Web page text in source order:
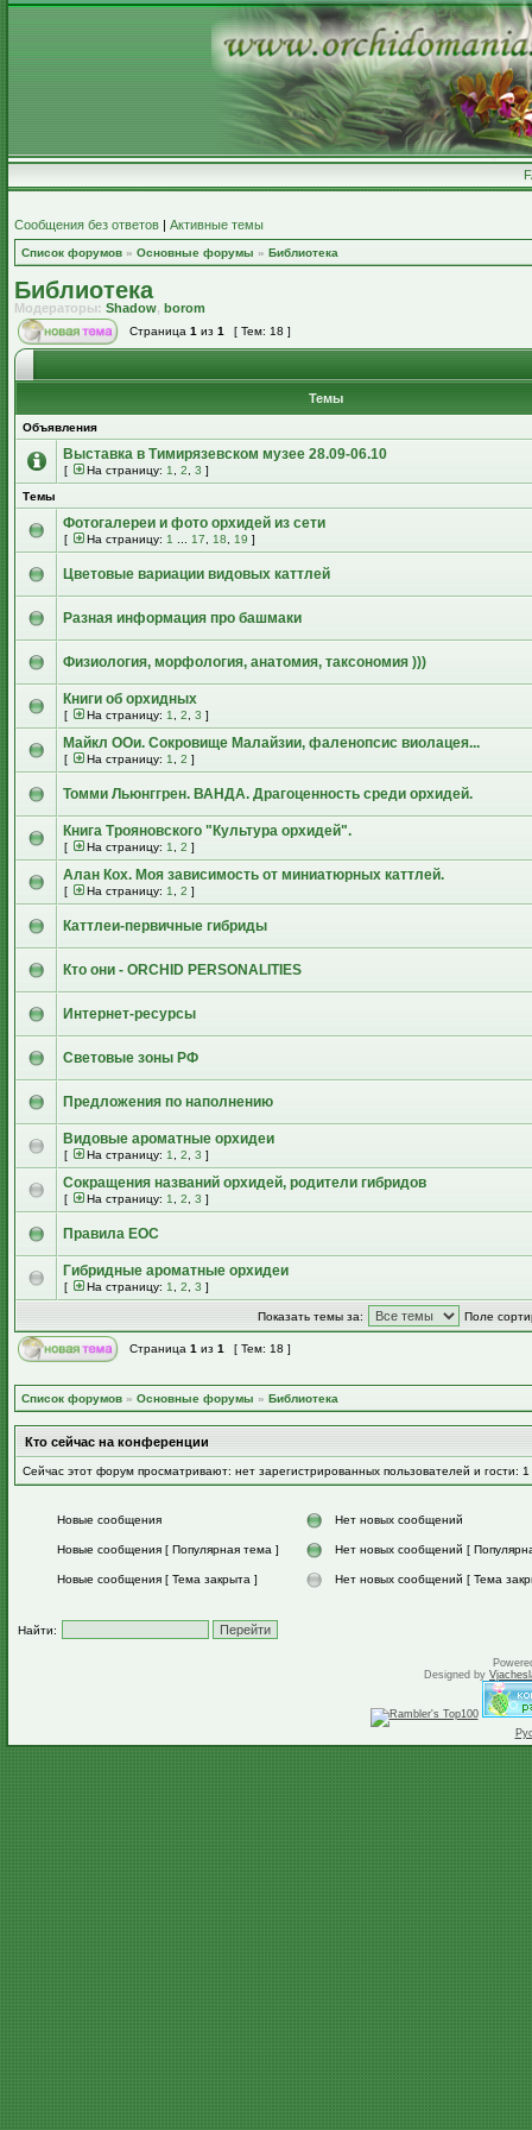
Сообщения без ответов | Активные темы
Список форумов » Основные форумы » Библиотека
Библиотека
Модераторы: Shadow, borom
Страница 1 из 1 [ Тем: 18 ]
Темы
Объявления
Выставка в Тимирязевском музее 28.09-06.10
[ На страницу: 1 2 3 ]
Темы
Фотогалереи и фото орхидей из сети
[ На страницу: 1 17 18 19 ]
Цветовые вариации видовых каттлей
Разная информация про башмаки
Физиология, морфология, анатомия, таксономия )))
Книги об орхидных
[ На страницу: 1 2 3 ]
Майкл ООи. Сокровище Малайзии, фаленопсис виолацея...
[ На страницу: 1 2 ]
Томми Льюнггрен. ВАНДА. Драгоценность среди орхидей.
Книга Трояновского "Культура орхидей".
[ На страницу: 1 2 ]
Алан Кох. Моя зависимость от миниатюрных каттлей.
[ На страницу: 1 2 ]
Каттлеи-первичные гибриды
Кто они - ORCHID PERSONALITIES
Интернет-ресурсы
Световые зоны РФ
Предложения по наполнению
Видовые ароматные орхидеи
[ На страницу: 1 2 3 ]
Сокращения названий орхидей, родители гибридов
[ На страницу: 1 2 3 ]
Правила EOC
Гибридные ароматные орхидеи
[ На страницу: 1 2 3 ]
Показать темы за: Поле
Страница 1 из 1 [ Тем: 18 ]
Список форумов » Основные форумы » Библиотека
Кто сейчас на конференции
Сейчас этот форум просматривают: нет зарегистрированных пользователей и гости: 1
Новые сообщения Нет новых сообщений
Новые сообщения [ Популярная тема ] Нет новых сообщений [
Новые сообщения [ Тема закрыта ] Нет новых сообщений [ Тема
Найти:
Designed by